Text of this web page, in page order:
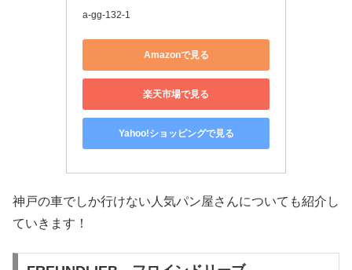
a-gg-132-1
Amazonで見る
楽天市場で見る
Yahoo!ショッピングで見る
神戸の車でしか行けない人気パン屋さんについても紹介し
ていきます！